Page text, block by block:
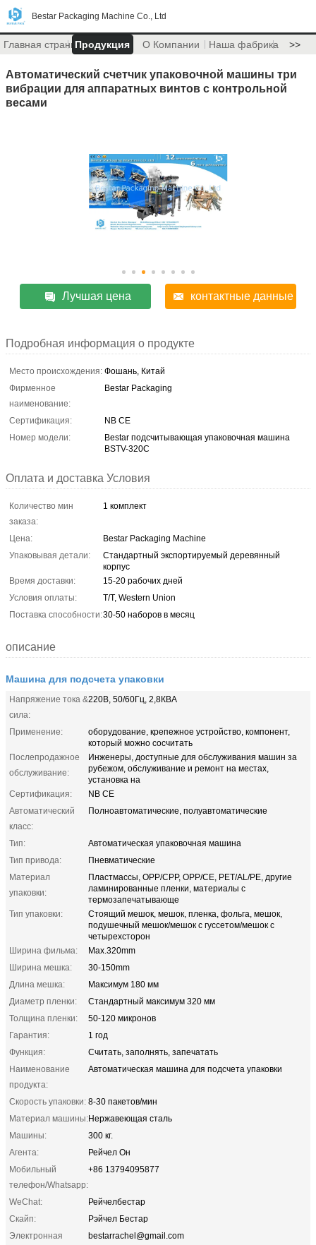
Bestar Packaging Machine Co., Ltd
Главная страницаПродукция О Компании Наша фабрика >>
Автоматический счетчик упаковочной машины три
вибрации для аппаратных винтов с контрольной
весами
Лучшая цена контактные данные
Подробная информация о продукте
Место происхождения: Фошань, Китай
Фирменное
наименование:
Bestar Packaging
Сертификация:
NB CE
Номер модели:
Bestar подсчитывающая упаковочная машина
BSTV-320C
Оплата и доставка Условия
Количество мин
заказа:
1 комплект
Цена:
Bestar Packaging Machine
Упаковывая детали:
Стандартный экспортируемый деревянный
корпус
Время доставки:
15-20 рабочих дней
Условия оплаты:
T/T, Western Union
Поставка способности:30-50 наборов в месяц
описание
Машина для подсчета упаковки
Напряжение тока &
сила:
220В, 50/60Гц, 2,8КВА
Применение:
оборудование, крепежное устройство, компонент,
который можно сосчитать
Послепродажное
обслуживание:
Инженеры, доступные для обслуживания машин за
рубежом, обслуживание и ремонт на местах,
установка на
Сертификация:
NB CE
Автоматический
класс:
Полноавтоматические, полуавтоматические
Тип:
Автоматическая упаковочная машина
Тип привода:
Пневматические
Материал
упаковки:
Пластмассы, OPP/CPP, OPP/CE, PET/AL/PE, другие
ламинированные пленки, материалы с
термозапечатывающе
Тип упаковки:
Стоящий мешок, мешок, пленка, фольга, мешок,
подушечный мешок/мешок с гуссетом/мешок с
четырехсторон
Ширина фильма:
Max.320mm
Ширина мешка:
30-150mm
Длина мешка:
Максимум 180 мм
Диаметр пленки:
Стандартный максимум 320 мм
Толщина пленки:
50-120 микронов
Гарантия:
1 год
Функция:
Считать, заполнять, запечатать
Наименование
продукта:
Автоматическая машина для подсчета упаковки
Скорость упаковки: 8-30 пакетов/мин
Материал машины:Нержавеющая сталь
Машины:
300 кг.
Агента:
Рейчел Он
Мобильный
телефон/Whatsapp:
+86 13794095877
WeChat:
Рейчелбестар
Скайп:
Рэйчел Бестар
Электронная
bestarrachel@gmail.com